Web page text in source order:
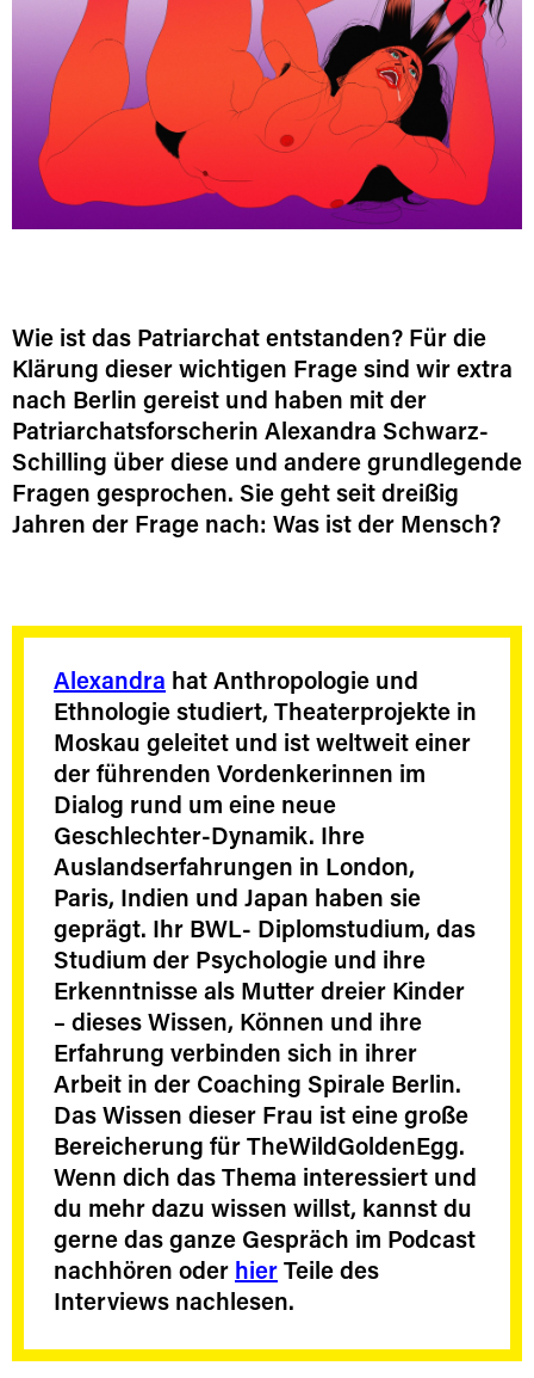
Wie ist das Patriarchat entstanden? Für die
Klärung dieser wichtigen Frage sind wir extra
nach Berlin gereist und haben mit der
Patriarchatsforscherin Alexandra Schwarz-
Schilling über diese und andere grundlegende
Fragen gesprochen. Sie geht seit dreißig
Jahren der Frage nach: Was ist der Mensch?
Alexandra hat Anthropologie und
Ethnologie studiert, Theaterprojekte in
Moskau geleitet und ist weltweit einer
der führenden Vordenkerinnen im
Dialog rund um eine neue
Geschlechter-Dynamik. Ihre
Auslandserfahrungen in London,
Paris, Indien und Japan haben sie
geprägt. Ihr BWL- Diplomstudium, das
Studium der Psychologie und ihre
Erkenntnisse als Mutter dreier Kinder
– dieses Wissen, Können und ihre
Erfahrung verbinden sich in ihrer
Arbeit in der Coaching Spirale Berlin.
Das Wissen dieser Frau ist eine große
Bereicherung für TheWildGoldenEgg.
Wenn dich das Thema interessiert und
du mehr dazu wissen willst, kannst du
gerne das ganze Gespräch im Podcast
nachhören oder hier Teile des
Interviews nachlesen.